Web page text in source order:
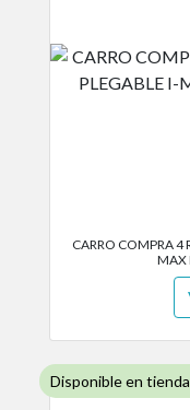
CARRO COMPRA 4
MAX
Disponible en